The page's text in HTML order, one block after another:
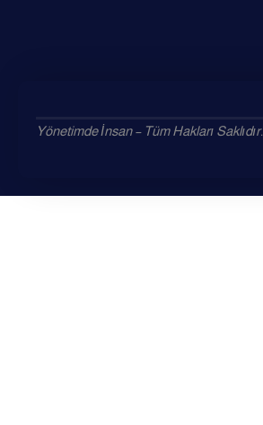
Yönetimde İnsan – Tüm Hakları Saklıdır.